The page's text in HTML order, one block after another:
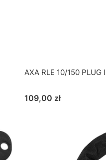
AXA RLE 10/150 PLUG
Cena
109,00 zł